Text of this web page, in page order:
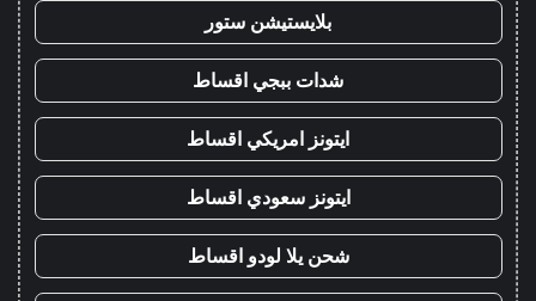
بلايستيشن ستور
شدات ببجي اقساط
ايتونز امريكي اقساط
ايتونز سعودي اقساط
شحن يلا لودو اقساط